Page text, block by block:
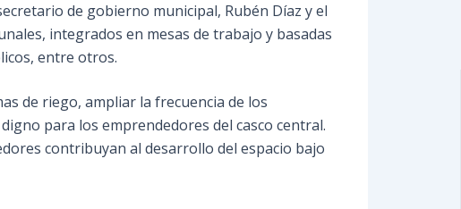
de gobierno municipal, Rubén Díaz y el
integrados en mesas de trabajo y basadas
entre otros.
de riego, ampliar la frecuencia de los
para los emprendedores del casco central.
contribuyan al desarrollo del espacio bajo